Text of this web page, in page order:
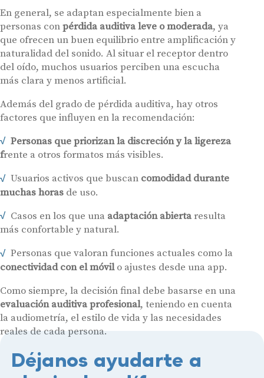
En general, se adaptan especialmente bien a
personas conpérdida auditiva leve o moderada, ya
que ofrecen un buen equilibrio entre amplificación y
naturalidad del sonido. Al situar el receptor dentro
del oído, muchos usuarios perciben una escucha
más clara y menos artificial.
Además del grado de pérdida auditiva, hay otros
factores que influyen en la recomendación:
Personas que priorizan la discreción y la ligereza
frente a otros formatos más visibles.
Usuarios activos que buscan comodidad durante
muchas horas de uso.
Casos en los que una adaptación abiertaresulta
más confortable y natural.
Personas que valoran funciones actuales como la
conectividad con el móvilo ajustes desde una app.
Como siempre, la decisión final debe basarse en una
evaluación auditiva profesional, teniendo en cuenta
la audiometría, el estilo de vida y las necesidades
reales de cada persona.
Déjanos ayudarte a